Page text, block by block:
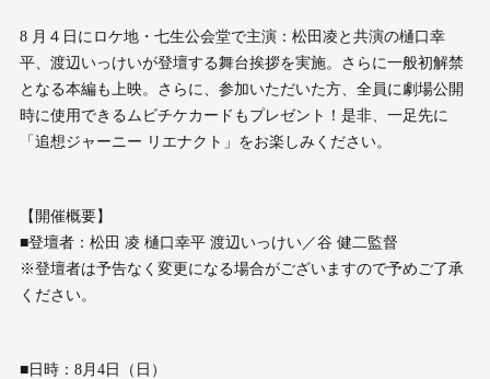
8 月４日にロケ地・七生公会堂で主演：松田凌と共演の樋口幸
平、渡辺いっけいが登壇する舞台挨拶を実施。さらに一般初解禁
となる本編も上映。さらに、参加いただいた方、全員に劇場公開
時に使用できるムビチケカードもプレゼント！是非、一足先に
「追想ジャーニー リエナクト」をお楽しみください。
【開催概要】
■登壇者：松田 凌 樋口幸平 渡辺いっけい／谷 健二監督
※登壇者は予告なく変更になる場合がございますので予めご了承
ください。
■日時：8月4日（日）